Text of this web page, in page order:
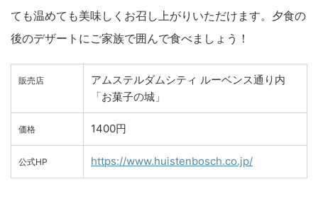
ても温めても美味しくお召し上がりいただけます。夕食の
後のデザートにご家族で囲んで食べましょう！
販売店
アムステルダムシティ ルーベンス通り内
「お菓子の城」
価格 1400円
公式HP https://www.huistenbosch.co.jp/